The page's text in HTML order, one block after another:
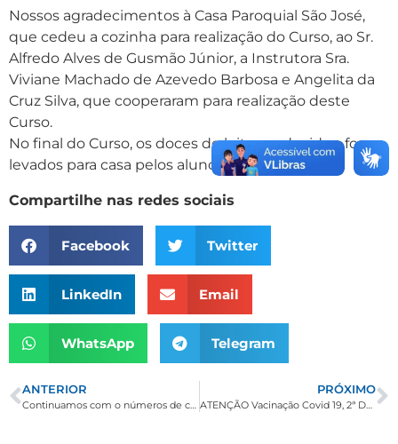
Nossos agradecimentos à Casa Paroquial São José,
que cedeu a cozinha para realização do Curso, ao Sr.
Alfredo Alves de Gusmão Júnior, a Instrutora Sra.
Viviane Machado de Azevedo Barbosa e Angelita da
Cruz Silva, que cooperaram para realização deste
Curso.
No final do Curso, os doces de leite produzidos, foram
levados para casa pelos alunos.
Compartilhe nas redes sociais
Facebook Twitter
LinkedIn Email
WhatsApp Telegram
ANTERIOR
Continuamos com o números de casos de Covid 19 zerados
PRÓXIMO
ATENÇÃO Vacinação Covid 19, 2ª DOSE, Dia 01/12.